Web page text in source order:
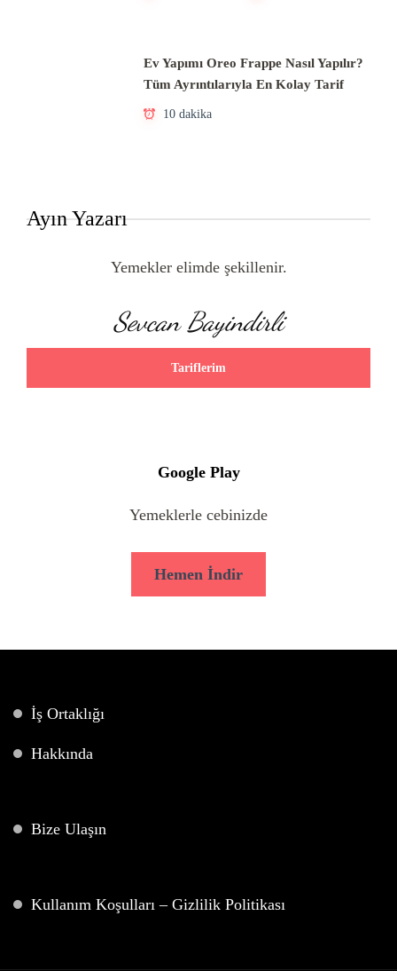
Ev Yapımı Oreo Frappe Nasıl Yapılır?
Tüm Ayrıntılarıyla En Kolay Tarif
10 dakika
Ayın Yazarı
Yemekler elimde şekillenir.
Sevcan Bayindirli
Tariflerim
Google Play
Yemeklerle cebinizde
Hemen İndir
İş Ortaklığı
Hakkında
Bize Ulaşın
Kullanım Koşulları – Gizlilik Politikası